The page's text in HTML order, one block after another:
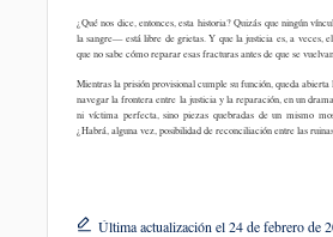
¿Qué nos dice, entonces, esta historia? Quizás que ningún
la sangre— está libre de grietas. Y que la justicia es, a veces,
que no sabe cómo reparar esas fracturas antes de que se
Mientras la prisión provisional cumple su función, queda
navegar la frontera entre la justicia y la reparación, en un
ni víctima perfecta, sino piezas quebradas de un mismo
¿Habrá, alguna vez, posibilidad de reconciliación entre las
Última actualización el 24 de febrero de